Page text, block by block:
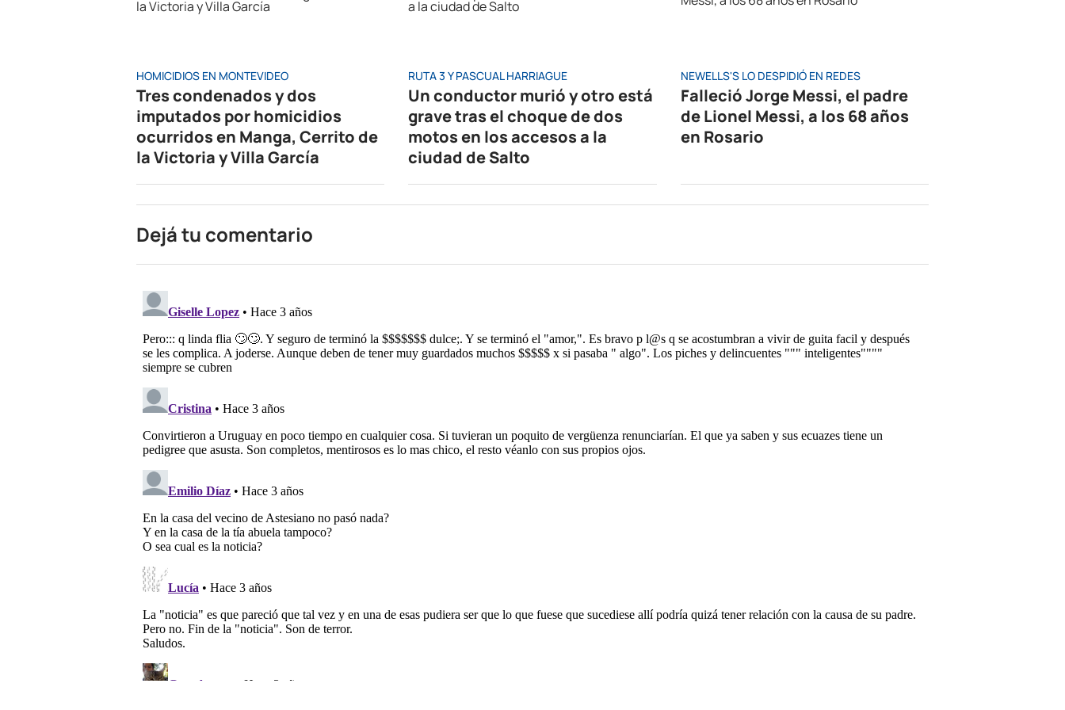
HOMICIDIOS EN MONTEVIDEO
Tres condenados y dos
imputados por homicidios
ocurridos en Manga, Cerrito de
la Victoria y Villa García
RUTA 3 Y PASCUAL HARRIAGUE
Un conductor murió y otro está
grave tras el choque de dos
motos en los accesos a la
ciudad de Salto
NEWELLS'S LO DESPIDIÓ EN REDES
Falleció Jorge Messi, el padre
de Lionel Messi, a los 68 años
en Rosario
Dejá tu comentario